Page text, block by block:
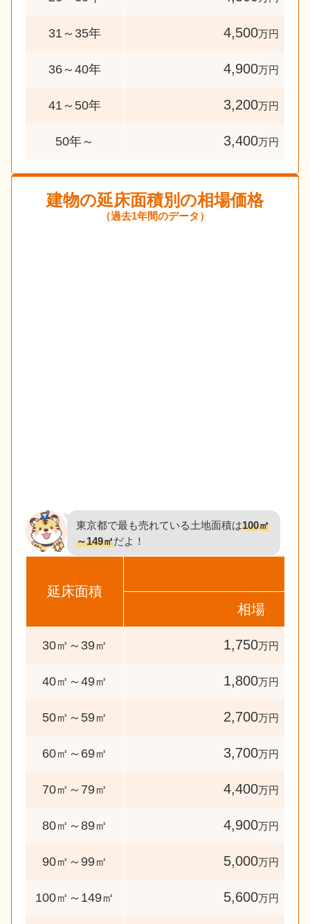
31～35年 4,500万円
36～40年 4,900万円
41～50年 3,200万円
50年～ 3,400万円
建物の延床面積別の相場価格
（過去1年間のデータ）
東京都で最も売れている土地面積は100㎡
～149㎡だよ！
延床面積
相場
30㎡～39㎡ 1,750万円
40㎡～49㎡ 1,800万円
50㎡～59㎡ 2,700万円
60㎡～69㎡ 3,700万円
70㎡～79㎡ 4,400万円
80㎡～89㎡ 4,900万円
90㎡～99㎡ 5,000万円
100㎡～149㎡ 5,600万円